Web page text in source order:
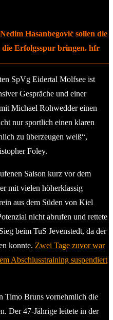
Hasanbegović sollen die
Erfolgsspur bringen. hfr
SpVg Eidertal Molfsee ist
Gespräche und einer
Michael Rohwedder einen
nur sportlich einen klaren
zu überzeugen weiß“,
Foley.
Saison kurz vor dem
mit vielen höherklassig
aus dem Süden von Kiel
nicht abrufen und rettete
beim TuS Jevenstedt, da der
konnte. Zwei Tage zuvor war
Abschlusstraining suspendiert
Timo Bruns vornehmlich die
Der 47-Jährige leitete in der